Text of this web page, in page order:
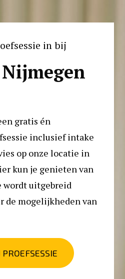
in bij
gratis én
inclusief intake
op onze locatie in
kun je genieten van
wordt uitgebreid
de mogelijkheden van